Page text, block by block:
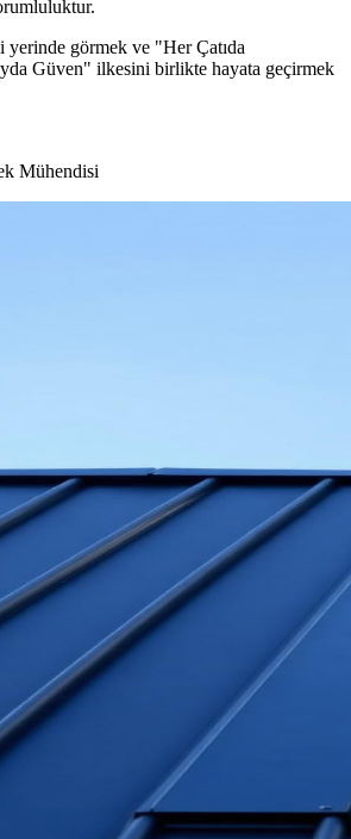
yerinde görmek ve "Her Çatıda
Güven" ilkesini birlikte hayata geçirmek
Mühendisi